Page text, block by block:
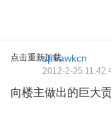
点击重新加载sphawkcn
2012-2-25
向楼主做出的巨大